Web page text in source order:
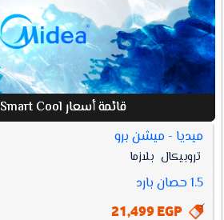
قائمة أسعار Midea Smart Cool
افضل
أسعار
MIDEA
SMART
COOL
مواصفات
ميديا - ميشن برو
تروبيكال بلازما
1.5 حصان بارد
21,499 EGP